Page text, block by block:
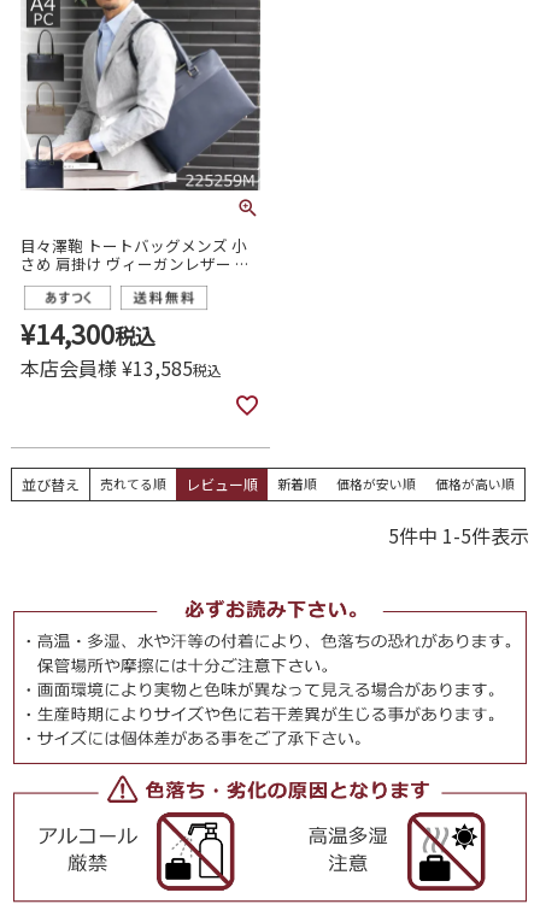
目々澤鞄 トートバッグメンズ 小
さめ 肩掛け ヴィーガンレザー お
しゃれ かっこいい 高級 大人 通勤
ビジネス 大学生 170cm以下
¥14,300税込
本店会員様¥13,585税込
並び替え 売れてる順 レビュー順 新着順 価格が安い順 価格が高い順
5件中 1-5件表示